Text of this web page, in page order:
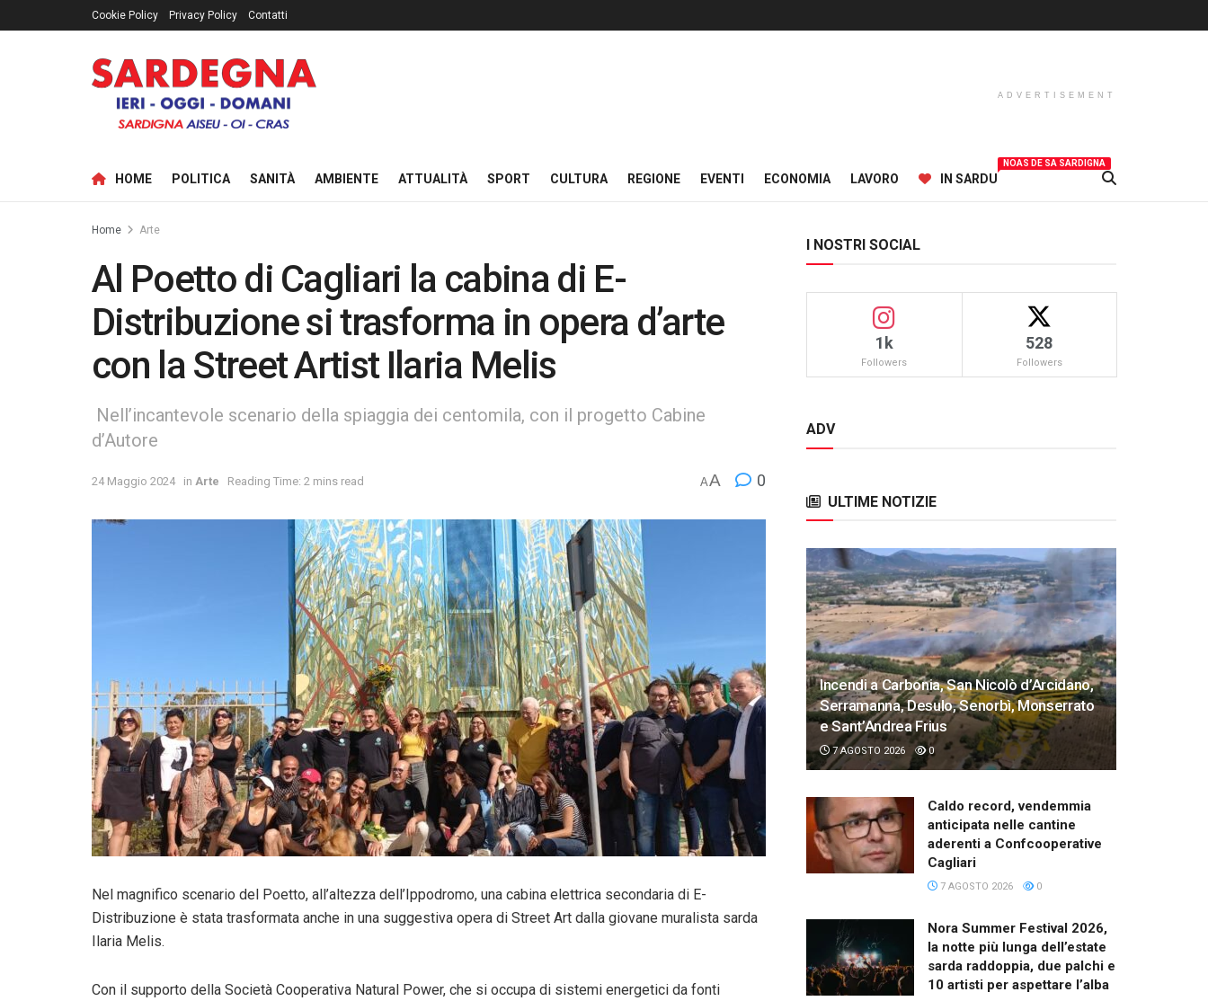
Cookie Policy Privacy Policy Contatti
ADVERTISEMENT
HOME POLITICA SANITÀ AMBIENTE ATTUALITÀ SPORT CULTURA REGIONE EVENTI ECONOMIA LAVORO IN SARDU
NOAS DE SA SARDIGNA
Home Arte
Al Poetto di Cagliari la cabina di E-
Distribuzione si trasforma in opera d’arte
con la Street Artist Ilaria Melis
Nell’incantevole scenario della spiaggia dei centomila, con il progetto Cabine
d’Autore
24 Maggio 2024 in Arte Reading Time: 2 mins read AA 0
Nel magnifico scenario del Poetto, all’altezza dell’Ippodromo, una cabina elettrica secondaria di E-
Distribuzione è stata trasformata anche in una suggestiva opera di Street Art dalla giovane muralista sarda
Ilaria Melis.
Con il supporto della Società Cooperativa Natural Power, che si occupa di sistemi energetici da fonti
I NOSTRI SOCIAL
1k
Followers
528
Followers
ADV
ULTIME NOTIZIE
Incendi a Carbonia, San Nicolò d’Arcidano,
Serramanna, Desulo, Senorbì, Monserrato
e Sant’Andrea Frius
7 AGOSTO 2026 0
Caldo record, vendemmia
anticipata nelle cantine
aderenti a Confcooperative
Cagliari
7 AGOSTO 2026 0
Nora Summer Festival 2026,
la notte più lunga dell’estate
sarda raddoppia, due palchi e
10 artisti per aspettare l’alba